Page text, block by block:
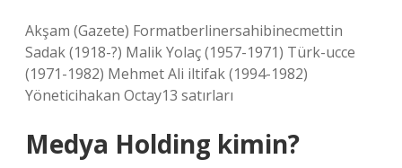
Akşam (Gazete) Formatberlinersahibinecmettin
Sadak (1918-?) Malik Yolaç (1957-1971) Türk-ucce
(1971-1982) Mehmet Ali iltifak (1994-1982)
Yöneticihakan Octay13 satırları
Medya Holding kimin?